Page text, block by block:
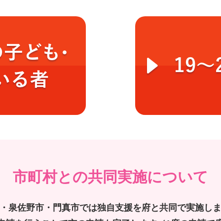
市町村との共同実施について
泉佐野市・門真市では独自支援を府と共同で実施し